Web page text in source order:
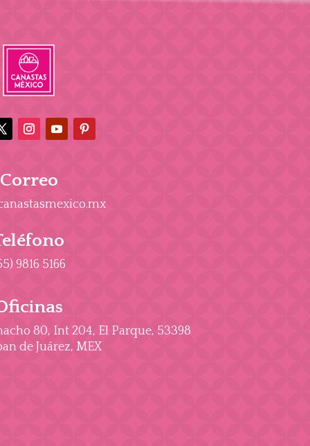
Correo
9816 5166
80, Int 204, El Parque, 53398
de Juárez, MEX